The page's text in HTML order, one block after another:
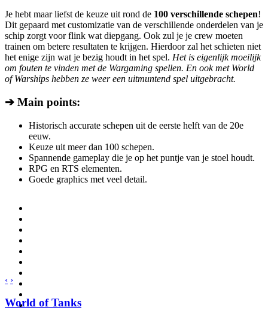
Je hebt maar liefst de keuze uit rond de 100 verschillende schepen!
Dit gepaard met customizatie van de verschillende onderdelen van je
schip zorgt voor flink wat diepgang. Ook zul je je crew moeten
trainen om betere resultaten te krijgen. Hierdoor zal het schieten niet
het enige zijn wat je bezig houdt in het spel. Het is eigenlijk moeilijk
om fouten te vinden met de Wargaming spellen. En ook met World
of Warships hebben ze weer een uitmuntend spel uitgebracht.
➔ Main points:
Historisch accurate schepen uit de eerste helft van de 20e
eeuw.
Keuze uit meer dan 100 schepen.
Spannende gameplay die je op het puntje van je stoel houdt.
RPG en RTS elementen.
Goede graphics met veel detail.
‹ ›
World of Tanks